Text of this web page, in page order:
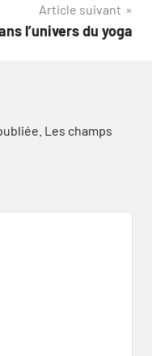
Article suivant
l’univers du yoga
Les champs